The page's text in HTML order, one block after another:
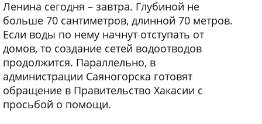
Ленина сегодня – завтра. Глубиной не
больше 70 сантиметров, длинной 70 метров.
Если воды по нему начнут отступать от
домов, то создание сетей водоотводов
продолжится. Параллельно, в
администрации Саяногорска готовят
обращение в Правительство Хакасии с
просьбой о помощи.